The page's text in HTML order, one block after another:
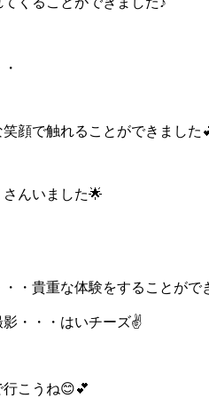
顔で触れることができました
んいました🌟
・貴重な体験をすることがで
・・・はいチーズ✌
こうね😊💕